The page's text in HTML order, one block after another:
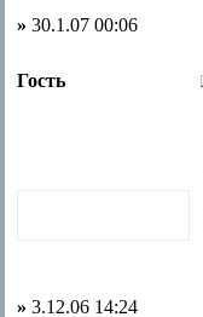
» 30.1.07 00:06
Гость
» 3.12.06 14:24